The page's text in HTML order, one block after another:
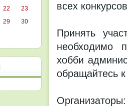
всех
Принять
необходимо
хобби
обращайтесь
22
23
29
30